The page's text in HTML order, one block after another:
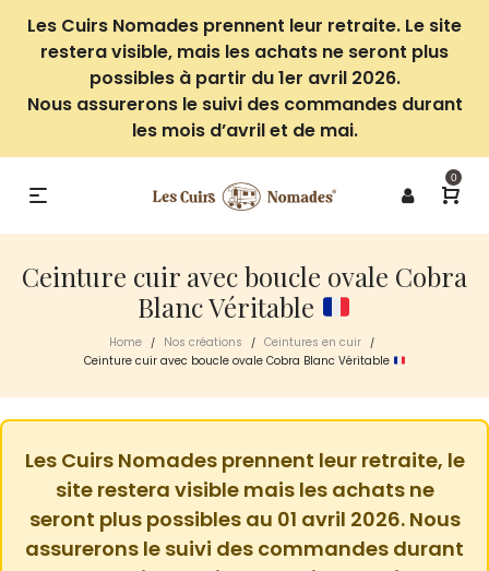
Les Cuirs Nomades prennent leur retraite. Le site
restera visible, mais les achats ne seront plus
possibles à partir du 1er avril 2026.
Nous assurerons le suivi des commandes durant
les mois d’avril et de mai.
0
Ceinture cuir avec boucle ovale Cobra
Blanc Véritable
Home / Nos créations / Ceintures en cuir /
Ceinture cuir avec boucle ovale Cobra Blanc Véritable
Les Cuirs Nomades prennent leur retraite, le
site restera visible mais les achats ne
seront plus possibles au 01 avril 2026. Nous
assurerons le suivi des commandes durant